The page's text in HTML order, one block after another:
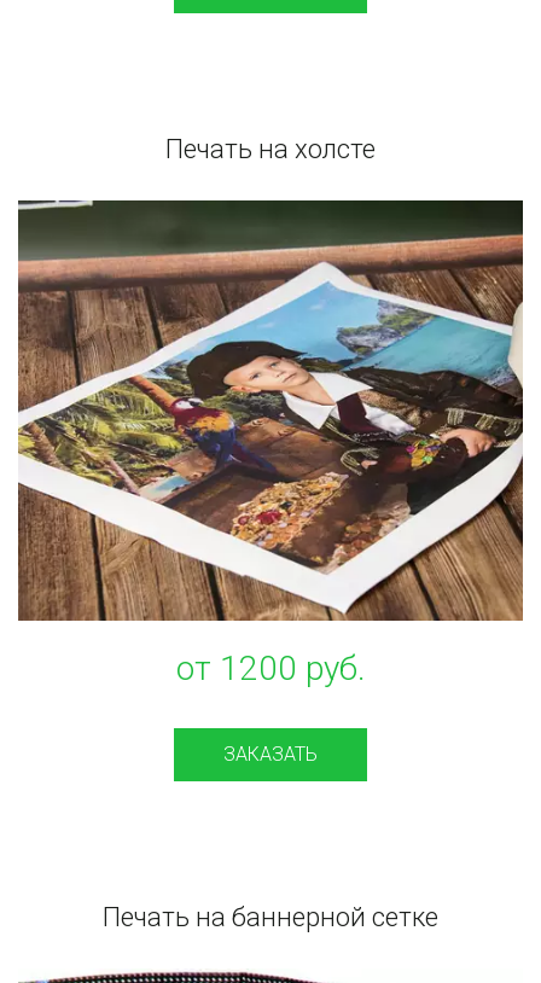
Печать на холсте
от 1200 руб.
ЗАКАЗАТЬ
Печать на баннерной сетке